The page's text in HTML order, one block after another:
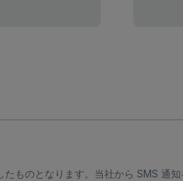
たものとなります。当社から SMS 通